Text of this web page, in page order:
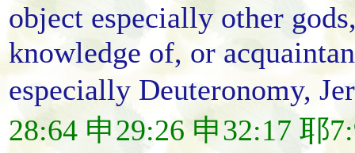
object especially other
knowledge of, or
especially Deuteronomy,
28:64 申29:26 申32:17 耶